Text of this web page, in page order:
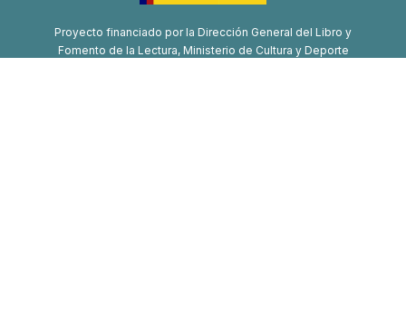
Proyecto financiado por la Dirección General del Libro y
Fomento de la Lectura, Ministerio de Cultura y Deporte